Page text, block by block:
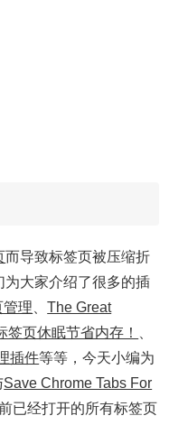
而导致标签页被压缩折
大家介绍了很多的插
管理 、The Great
页休眠节省内存！
插件等等，今天小编为
Save Chrome Tabs For
已经打开的所有标签页